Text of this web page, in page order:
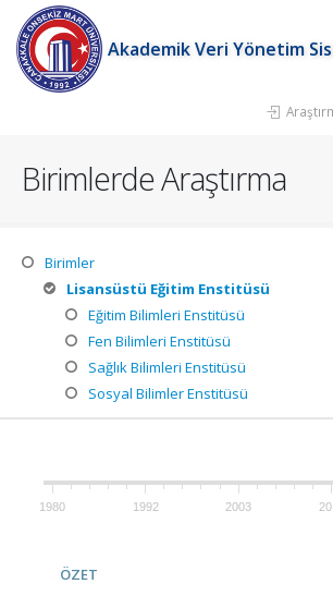
Akademik Veri Yönetim
Birimlerde Araştırma
Birimler
Lisansüstü Eğitim Enstitüsü
Eğitim Bilimleri Enstitüsü
Fen Bilimleri Enstitüsü
Sağlık Bilimleri Enstitüsü
Sosyal Bilimler Enstitüsü
1980 1992 2003
ÖZET